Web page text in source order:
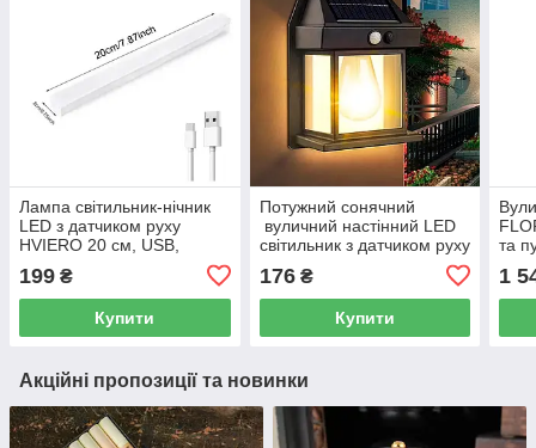
Лампа світильник-нічник
LED з датчиком руху
HVIERO 20 см, USB,
біле денне світло)
199 ₴
Купити
Потужний сонячний
вуличний настінний LED
світильник з датчиком руху
водонепроникний ліхтар
для двору, саду та дому
176₴
Купити
та
1
Акційні пропозиції та новинки